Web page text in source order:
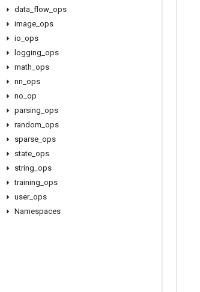
data flow ops
image ops
io ops
logging ops
math ops
nn ops
no op
parsing ops
random ops
sparse ops
state ops
string ops
training ops
user_ ops
Namespaces